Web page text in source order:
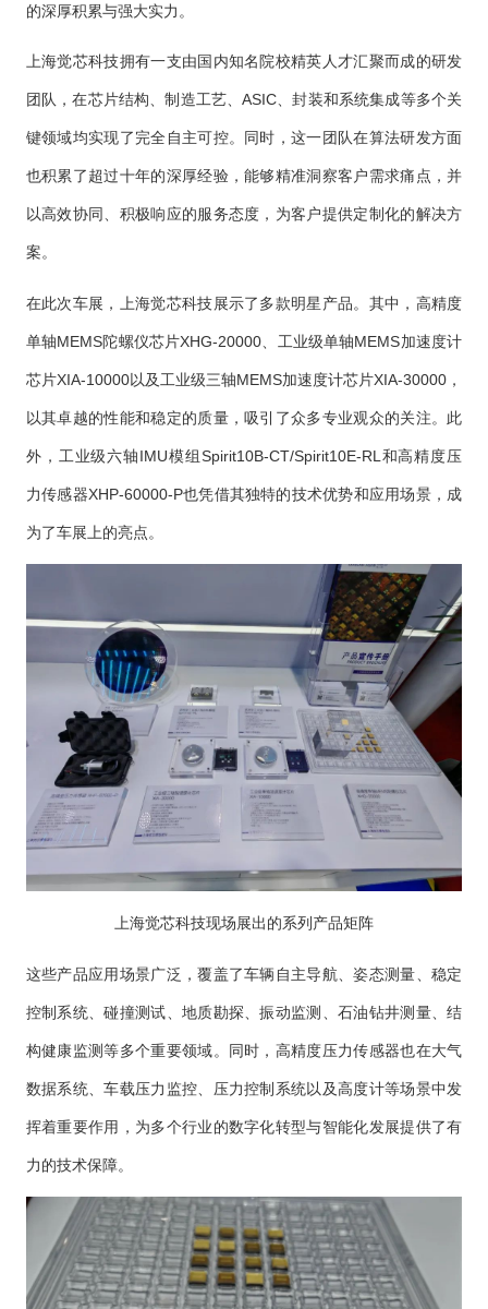
的深厚积累与强大实力。
上海觉芯科技拥有一支由国内知名院校精英人才汇聚而成的研发
团队，在芯片结构、制造工艺、ASIC、封装和系统集成等多个关
键领域均实现了完全自主可控。同时，这一团队在算法研发方面
也积累了超过十年的深厚经验，能够精准洞察客户需求痛点，并
以高效协同、积极响应的服务态度，为客户提供定制化的解决方
案。
在此次车展，上海觉芯科技展示了多款明星产品。其中，高精度
单轴MEMS陀螺仪芯片XHG-20000、工业级单轴MEMS加速度计
芯片XIA-10000以及工业级三轴MEMS加速度计芯片XIA-30000，
以其卓越的性能和稳定的质量，吸引了众多专业观众的关注。此
外，工业级六轴IMU模组Spirit10B-CT/Spirit10E-RL和高精度压
力传感器XHP-60000-P也凭借其独特的技术优势和应用场景，成
为了车展上的亮点。
上海觉芯科技现场展出的系列产品矩阵
这些产品应用场景广泛，覆盖了车辆自主导航、姿态测量、稳定
控制系统、碰撞测试、地质勘探、振动监测、石油钻井测量、结
构健康监测等多个重要领域。同时，高精度压力传感器也在大气
数据系统、车载压力监控、压力控制系统以及高度计等场景中发
挥着重要作用，为多个行业的数字化转型与智能化发展提供了有
力的技术保障。